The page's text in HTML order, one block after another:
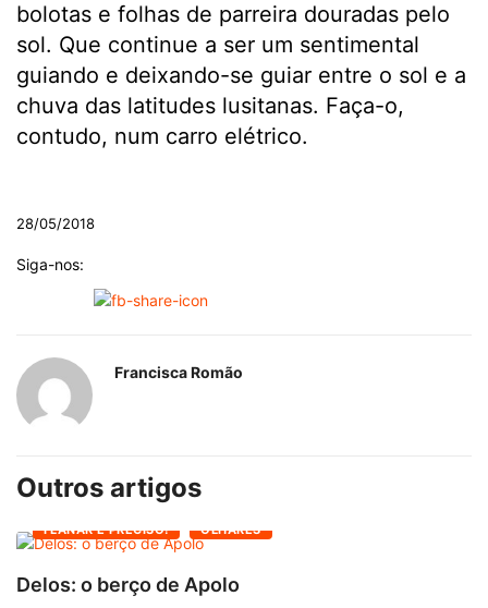
bolotas e folhas de parreira douradas pelo
sol. Que continue a ser um sentimental
guiando e deixando-se guiar entre o sol e a
chuva das latitudes lusitanas. Faça-o,
contudo, num carro elétrico.
28/05/2018
Siga-nos:
Francisca Romão
Outros artigos
FLANAR É PRECISO! OLHARES
Delos: o berço de Apolo